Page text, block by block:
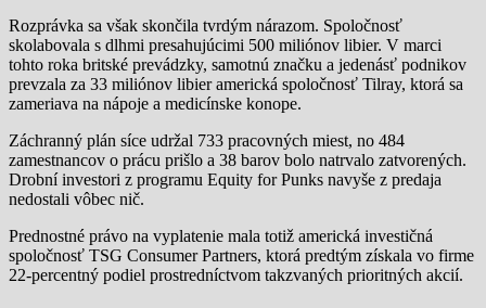
Rozprávka sa však skončila tvrdým nárazom. Spoločnosť
skolabovala s dlhmi presahujúcimi 500 miliónov libier. V marci
tohto roka britské prevádzky, samotnú značku a jedenásť podnikov
prevzala za 33 miliónov libier americká spoločnosť Tilray, ktorá sa
zameriava na nápoje a medicínske konope.
Záchranný plán síce udržal 733 pracovných miest, no 484
zamestnancov o prácu prišlo a 38 barov bolo natrvalo zatvorených.
Drobní investori z programu Equity for Punks navyše z predaja
nedostali vôbec nič.
Prednostné právo na vyplatenie mala totiž americká investičná
spoločnosť TSG Consumer Partners, ktorá predtým získala vo firme
22-percentný podiel prostredníctvom takzvaných prioritných akcií.